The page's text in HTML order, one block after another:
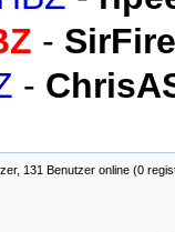
-
-
131 Benutzer online (0